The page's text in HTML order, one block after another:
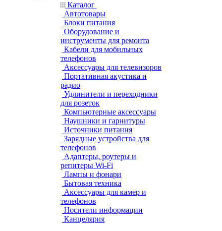
Каталог
Автотовары
Блоки питания
Оборудование и
инструменты для ремонта
Кабели для мобильных
телефонов
Аксессуары для телевизоров
Портативная акустика и
радио
Удлинители и переходники
для розеток
Компьютерные аксессуары
Наушники и гарнитуры
Источники питания
Зарядные устройства для
телефонов
Адаптеры, роутеры и
репитеры Wi-Fi
Лампы и фонари
Бытовая техника
Аксессуары для камер и
телефонов
Носители информации
Канцелярия